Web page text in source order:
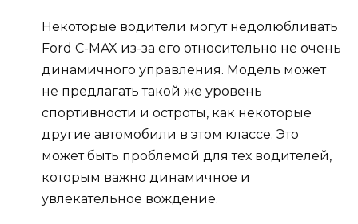
Некоторые водители могут недолюбливать
Ford C-MAX из-за его относительно не очень
динамичного управления. Модель может
не предлагать такой же уровень
спортивности и остроты, как некоторые
другие автомобили в этом классе. Это
может быть проблемой для тех водителей,
которым важно динамичное и
увлекательное вождение.